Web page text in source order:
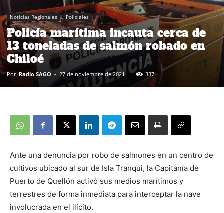
Noticias Regionales Policiales
Policía marítima incauta cerca de
13 toneladas de salmón robado en
Chiloé
Por Radio SAGO - 27 de noviembre de 2021 337
Ante una denuncia por robo de salmones en un centro de
cultivos ubicado al sur de Isla Tranqui, la Capitanía de
Puerto de Quellón activó sus medios marítimos y
terrestres de forma inmediata para interceptar la nave
involucrada en el ilícito.